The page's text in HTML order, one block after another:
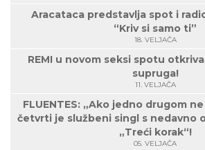
Aracataca predstavlja spot i
“Kriv si samo ti”
18. VELJAČA
REMI u novom seksi spotu
supruga!
11. VELJAČA
FLUENTES: „Ako jedno drugom
četvrti je službeni singl s nedavno
„Treći korak“!
05. VELJAČA